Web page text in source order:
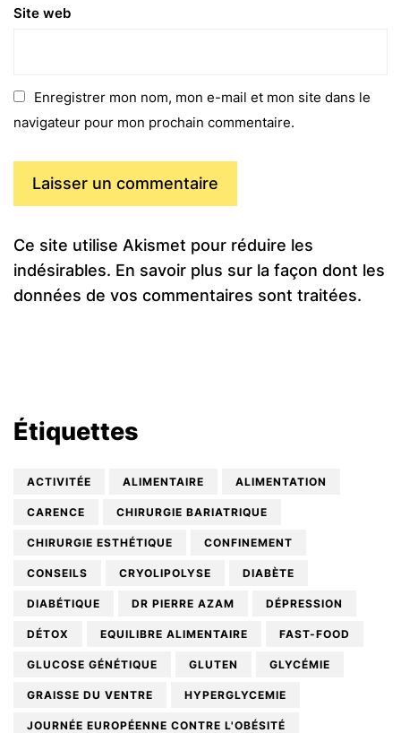
Site web
Enregistrer mon nom, mon e-mail et mon site dans le
navigateur pour mon prochain commentaire.
Ce site utilise Akismet pour réduire les
indésirables. En savoir plus sur la façon dont les
données de vos commentaires sont traitées.
Étiquettes
ACTIVITÉE ALIMENTAIRE ALIMENTATION
CARENCE CHIRURGIE BARIATRIQUE
CHIRURGIE ESTHÉTIQUE CONFINEMENT
CONSEILS CRYOLIPOLYSE DIABÈTE
DIABÉTIQUE DR PIERRE AZAM DÉPRESSION
DÉTOX EQUILIBRE ALIMENTAIRE FAST-FOOD
GLUCOSE GÉNÉTIQUE GLUTEN GLYCÉMIE
GRAISSE DU VENTRE HYPERGLYCEMIE
JOURNÉE EUROPÉENNE CONTRE L'OBÉSITÉ